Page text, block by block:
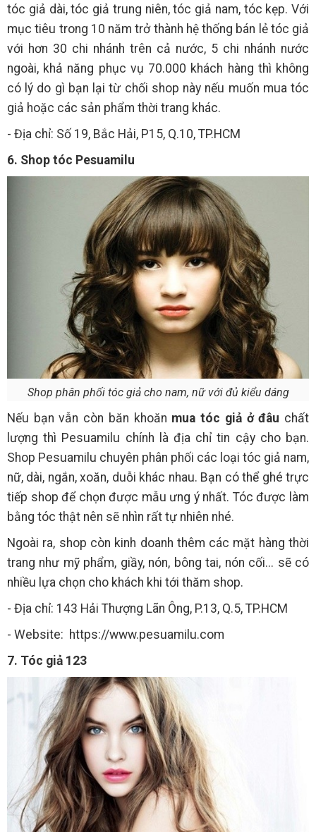
tóc giả dài, tóc giả trung niên, tóc giả nam, tóc kẹp. Với
mục tiêu trong 10 năm trở thành hệ thống bán lẻ tóc giả
với hơn 30 chi nhánh trên cả nước, 5 chi nhánh nước
ngoài, khả năng phục vụ 70.000 khách hàng thì không
có lý do gì bạn lại từ chối shop này nếu muốn mua tóc
giả hoặc các sản phẩm thời trang khác.
- Địa chỉ: Số 19, Bắc Hải, P15, Q.10, TP.HCM
6. Shop tóc Pesuamilu
Shop phân phối tóc giả cho nam, nữ với đủ kiểu dáng
Nếu bạn vẫn còn băn khoăn mua tóc giả ở đâu chất
lượng thì Pesuamilu chính là địa chỉ tin cậy cho bạn.
Shop Pesuamilu chuyên phân phối các loại tóc giả nam,
nữ, dài, ngắn, xoăn, duỗi khác nhau. Bạn có thể ghé trực
tiếp shop để chọn được mẫu ưng ý nhất. Tóc được làm
bằng tóc thật nên sẽ nhìn rất tự nhiên nhé.
Ngoài ra, shop còn kinh doanh thêm các mặt hàng thời
trang như mỹ phẩm, giầy, nón, bông tai, nón cối... sẽ có
nhiều lựa chọn cho khách khi tới thăm shop.
- Địa chỉ: 143 Hải Thượng Lãn Ông, P.13, Q.5, TP.HCM
- Website: https://www.pesuamilu.com
7. Tóc giả 123